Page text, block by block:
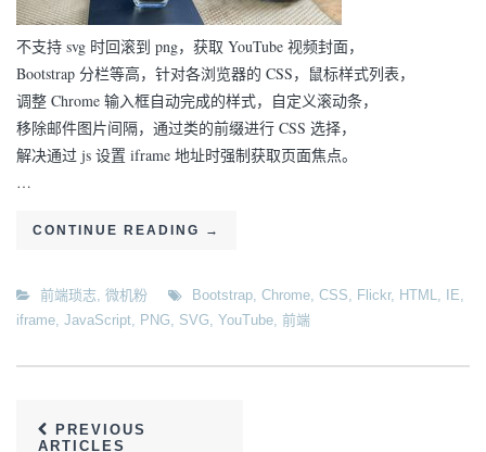
不支持 svg 时回滚到 png，获取 YouTube 视频封面，
Bootstrap 分栏等高，针对各浏览器的 CSS，鼠标样式列表，
调整 Chrome 输入框自动完成的样式，自定义滚动条，
移除邮件图片间隔，通过类的前缀进行 CSS 选择，
解决通过 js 设置 iframe 地址时强制获取页面焦点。
…
CONTINUE READING →
前端琐志, 微机粉 Bootstrap, Chrome, CSS, Flickr, HTML, IE,
iframe, JavaScript, PNG, SVG, YouTube, 前端
PREVIOUS
ARTICLES